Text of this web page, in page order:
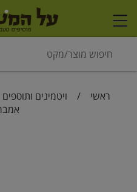
ראשי / ויטמינים ותוספים